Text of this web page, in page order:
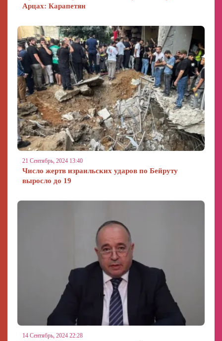
Арцах: Карапетян
21 Сентябрь, 2024 13:40
Число жертв израильских ударов по Бейруту
выросло до 19
14 Сентябрь, 2024 22:28